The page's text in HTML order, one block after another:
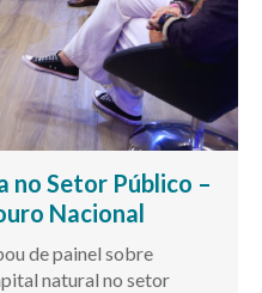
no Setor Público –
Nacional
de painel sobre
natural no setor